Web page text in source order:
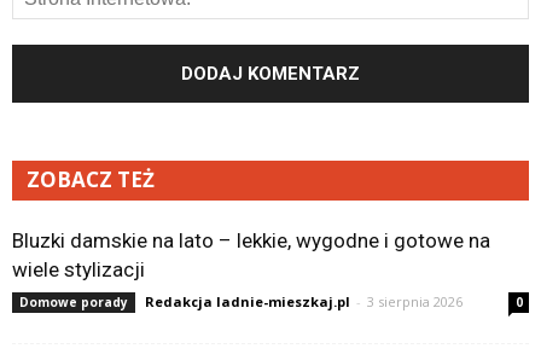
ZOBACZ TEŻ
Bluzki damskie na lato – lekkie, wygodne i gotowe na
wiele stylizacji
Domowe porady Redakcja ladnie-mieszkaj.pl - 3 sierpnia 2026 0